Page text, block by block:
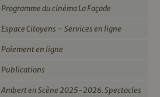
Programme du cinéma La Façade
Espace Citoyens – Services en ligne
Paiement en ligne
Publications
Ambert en Scène 2025-2026. Spectacles